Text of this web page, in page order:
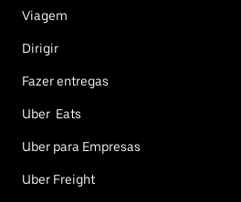
Viagem
Dirigir
Fazer entregas
Uber Eats
Uber para Empresas
Uber Freight